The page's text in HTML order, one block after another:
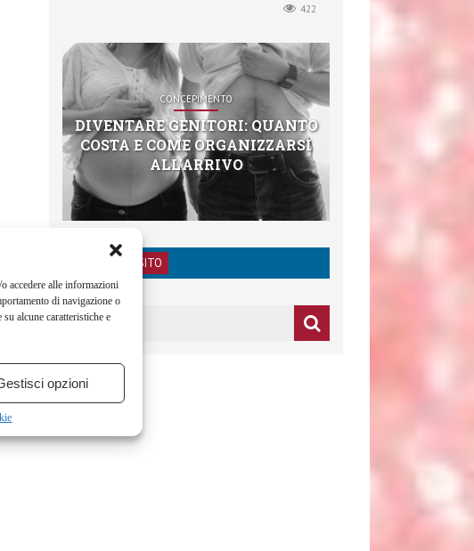
accedere alle informazioni
di navigazione o
alcune caratteristiche e
opzioni
422
CONCEPIMENTO
DIVENTARE GENITORI: QUANTO
COSTA E COME ORGANIZZARSI
ALL’ARRIVO
RICERCA NEL SITO